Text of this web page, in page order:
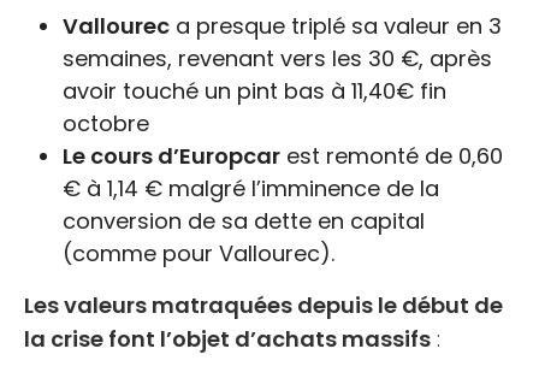
Vallourec a presque triplé sa valeur en 3
semaines, revenant vers les 30 €, après
avoir touché un pint bas à 11,40€ fin
octobre
Le cours d’Europcar est remonté de 0,60
€ à 1,14 € malgré l’imminence de la
conversion de sa dette en capital
(comme pour Vallourec).
Les valeurs matraquées depuis le début de
la crise font l’objet d’achats massifs :